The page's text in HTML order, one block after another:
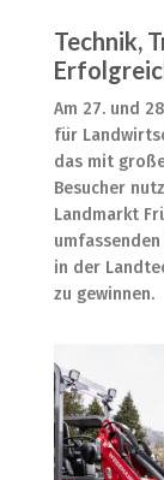
Technik,
Am 27. und
für
das mit
Besucher
Landmarkt
in der
zu gewinnen.